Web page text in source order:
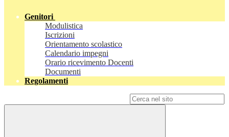
Genitori
Modulistica
Iscrizioni
Orientamento scolastico
Calendario impegni
Orario ricevimento Docenti
Documenti
Regolamenti